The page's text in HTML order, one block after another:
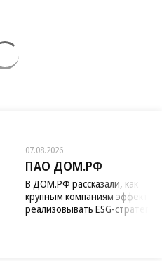
07.08.2026
ПАО ДОМ.РФ
В ДОМ.РФ рассказали, как
крупным компаниям
реализовывать ESG-стратегию